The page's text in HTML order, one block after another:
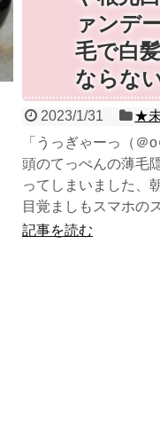
ァンデ
毛で白
ならな
2023/1/31 ★
「うっぎゃーっ（＠
頭のてっぺんの薄毛
ってしまいました、
目覚ましもスマホの
記事を読む